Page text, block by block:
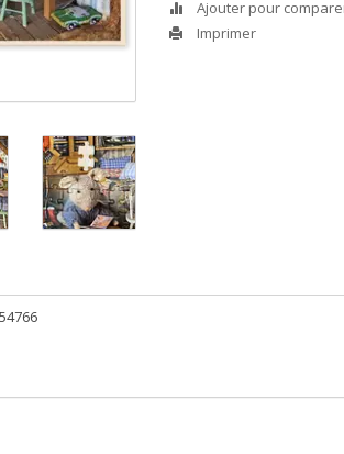
Ajouter pour
Imprimer